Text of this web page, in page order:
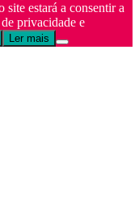
estará a consentir a
privacidade e
Ler mais